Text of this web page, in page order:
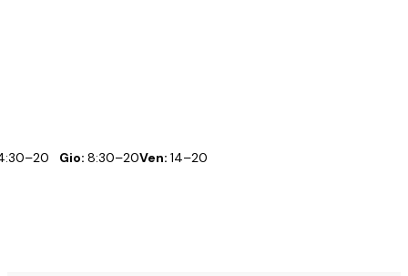
Gio:8:30–20Ven:14–20